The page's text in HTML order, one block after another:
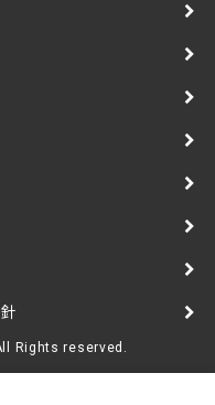
Rights reserved.